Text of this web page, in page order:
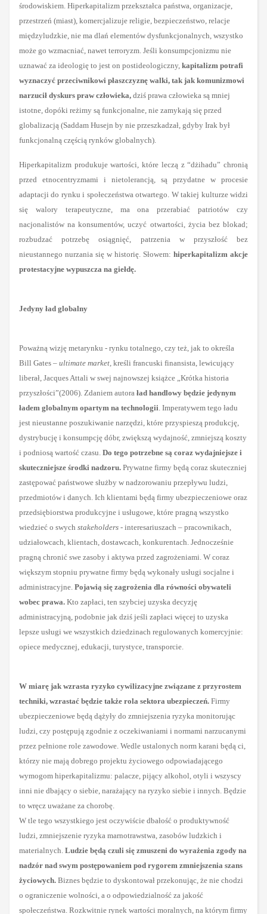
środowiskiem. Hiperkapitalizm przekształca państwa, organizacje,
przestrzeń (miast), komercjalizuje religie, bezpieczeństwo, relacje
międzyludzkie, nie ma dlań elementów dysfunkcjonalnych, wszystko
może go wzmacniać, nawet terroryzm. Jeśli konsumpcjonizmu nie
uznawać za ideologię to jest on postideologiczny, kapitalizm potrafi
wyznaczyć przeciwnikowi płaszczyznę walki, tak jak komunizmowi
narzucił dyskurs praw człowieka, dziś prawa człowieka są mniej
istotne, dopóki reżimy są funkcjonalne, nie zamykają się przed
globalizacją (Saddam Husejn by nie przeszkadzał, gdyby Irak był
funkcjonalną częścią rynków globalnych).
Hiperkapitalizm produkuje wartości, które leczą z “dżihadu” chronią
przed etnocentryzmami i nietolerancją, są przydatne w procesie
adaptacji do rynku i społeczeństwa otwartego. W takiej kulturze widzi
się walory terapeutyczne, ma ona przerabiać patriotów czy
nacjonalistów na konsumentów, uczyć otwartości, życia bez blokad;
rozbudzać potrzebę osiągnięć, patrzenia w przyszłość bez
nieustannego nurzania się w historię. Słowem: hiperkapitalizm akcje
protestacyjne wypuszcza na giełdę.
Jedyny ład globalny
Poważną wizję metarynku - rynku totalnego, czy też, jak to określa
Bill Gates – ultimate market, kreśli francuski finansista, lewicujący
liberał, Jacques Attali w swej najnowszej książce „Krótka historia
przyszłości”(2006). Zdaniem autora ład handlowy będzie jedynym
ładem globalnym opartym na technologii . Imperatywem tego ładu
jest nieustanne poszukiwanie narzędzi, które przyspieszą produkcję,
dystrybucję i konsumpcję dóbr, zwiększą wydajność, zmniejszą koszty
i podniosą wartość czasu. Do tego potrzebne są coraz wydajniejsze i
skuteczniejsze środki nadzoru. Prywatne firmy będą coraz skuteczniej
zastępować państwowe służby w nadzorowaniu przepływu ludzi,
przedmiotów i danych. Ich klientami będą firmy ubezpieczeniowe oraz
przedsiębiorstwa produkcyjne i usługowe, które pragną wszystko
wiedzieć o swych stakeholders - interesariuszach – pracownikach,
udziałowcach, klientach, dostawcach, konkurentach. Jednocześnie
pragną chronić swe zasoby i aktywa przed zagrożeniami. W coraz
większym stopniu prywatne firmy będą wykonały usługi socjalne i
administracyjne. Pojawią się zagrożenia dla równości obywateli
wobec prawa. Kto zapłaci, ten szybciej uzyska decyzję
administracyjną, podobnie jak dziś jeśli zapłaci więcej to uzyska
lepsze usługi we wszystkich dziedzinach regulowanych komercyjnie:
opiece medycznej, edukacji, turystyce, transporcie.
W miarę jak wzrasta ryzyko cywilizacyjne związane z przyrostem
techniki, wzrastać będzie także rola sektora ubezpieczeń. Firmy
ubezpieczeniowe będą dążyły do zmniejszenia ryzyka monitorując
ludzi, czy postępują zgodnie z oczekiwaniami i normami narzucanymi
przez pełnione role zawodowe. Wedle ustalonych norm karani będą ci,
którzy nie mają dobrego projektu życiowego odpowiadającego
wymogom hiperkapitalizmu: palacze, pijący alkohol, otyli i wszyscy
inni nie dbający o siebie, narażający na ryzyko siebie i innych. Będzie
to wręcz uważane za chorobę.
W tle tego wszystkiego jest oczywiście dbałość o produktywność
ludzi, zmniejszenie ryzyka marnotrawstwa, zasobów ludzkich i
materialnych. Ludzie będą czuli się zmuszeni do wyrażenia zgody na
nadzór nad swym postępowaniem pod rygorem zmniejszenia szans
życiowych. Biznes będzie to dyskontował przekonując, że nie chodzi
o ograniczenie wolności, a o odpowiedzialność za jakość
społeczeństwa. Rozkwitnie rynek wartości moralnych, na którym firmy